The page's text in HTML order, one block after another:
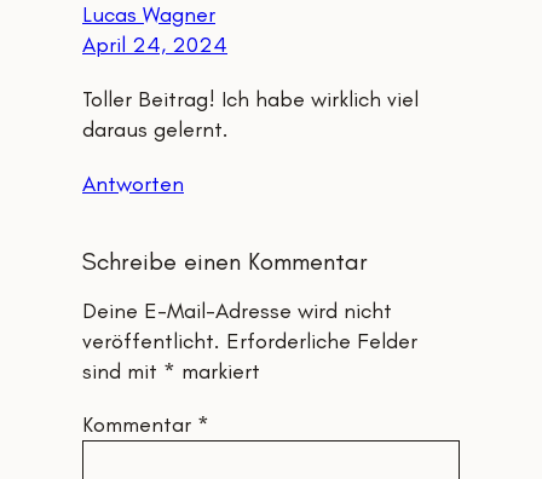
Lucas Wagner
April 24, 2024
Toller Beitrag! Ich habe wirklich viel
daraus gelernt.
Antworten
Schreibe einen Kommentar
Deine E-Mail-Adresse wird nicht
veröffentlicht. Erforderliche Felder
sind mit * markiert
Kommentar *